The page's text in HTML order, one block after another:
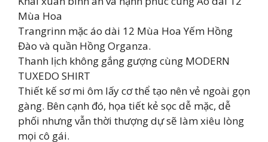
Mùa Hoa
Trangrinn mặc áo dài 12 Mùa Hoa Yếm Hồng
Đào và quần Hồng Organza.
Thanh lịch không gắng gượng cùng MODERN
TUXEDO SHIRT
Thiết kế sơ mi ôm lấy cơ thể tạo nên vẻ ngoài gọn
gàng. Bên cạnh đó, họa tiết kẻ sọc dễ mặc, dễ
phối nhưng vẫn thời thượng dự sẽ làm xiêu lòng
mọi cô gái.